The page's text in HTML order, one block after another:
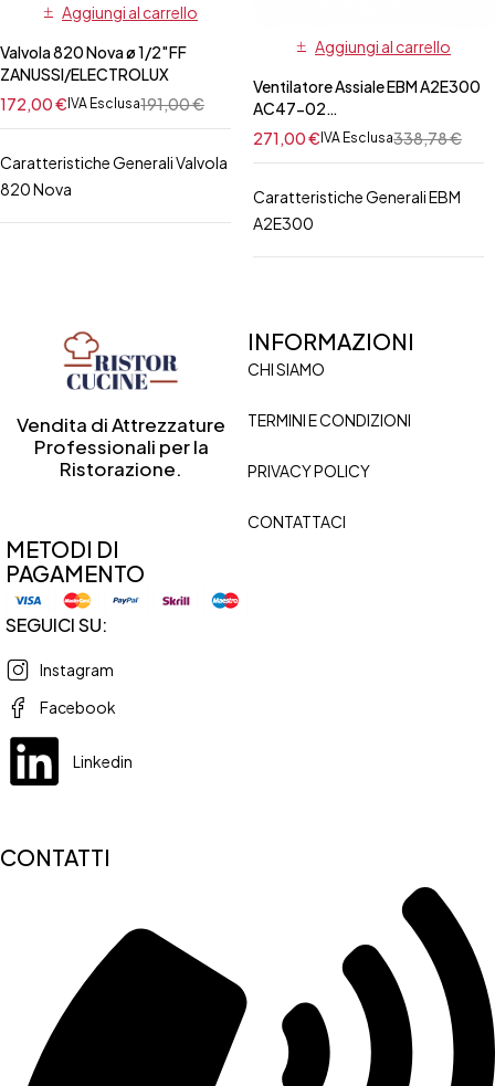
Aggiungi al carrello
Valvola 820 Nova ø 1/2″FF
ZANUSSI/ELECTROLUX
191,00€
172,00€IVA Esclusa
Caratteristiche Generali Valvola
820 Nova
Aggiungi al carrello
Ventilatore Assiale EBM A2E300
AC47-02
ZANUSSI/ELECTROLUX338,78€
271,00€IVA Esclusa
Caratteristiche Generali EBM
A2E300
Vendita di Attrezzature
Professionali per la
Ristorazione.
INFORMAZIONI
CHI SIAMO
TERMINI E CONDIZIONI
PRIVACY POLICY
CONTATTACI
METODI DI
PAGAMENTO
SEGUICI SU:
Instagram
Facebook
Linkedin
CONTATTI